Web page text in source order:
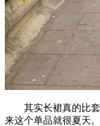
其实长裙真的比套
来这个单品就很夏天。